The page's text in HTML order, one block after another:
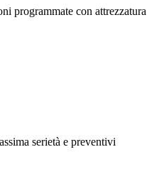
programmate con attrezzatura
serietà e preventivi